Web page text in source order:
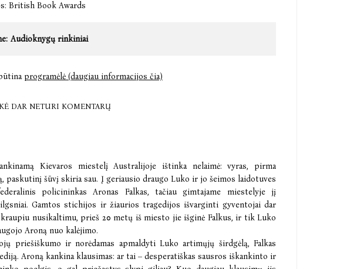
British Book Awards
Audioknygų rinkiniai
programėlė (daugiau informacijos čia)
DAR NETURI KOMENTARŲ
Kievaros miestelį Australijoje ištinka nelaimė: vyras, pirma
paskutinį šūvį skiria sau. Į geriausio draugo Luko ir jo šeimos laidotuves
policininkas Aronas Falkas, tačiau gimtajame miestelyje jį
Gamtos stichijos ir žiaurios tragedijos išvarginti gyventojai dar
nusikaltimu, prieš 20 metų iš miesto jie išginė Falkus, ir tik Luko
Aroną nuo kalėjimo.
priešiškumo ir norėdamas apmaldyti Luko artimųjų širdgėlą, Falkas
Aroną kankina klausimas: ar tai – desperatiškas sausros iškankinto ir